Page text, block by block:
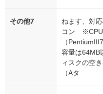
その他7
ねます、対
コン ※CPU
（
容量は
ィスクの空
（Aタ